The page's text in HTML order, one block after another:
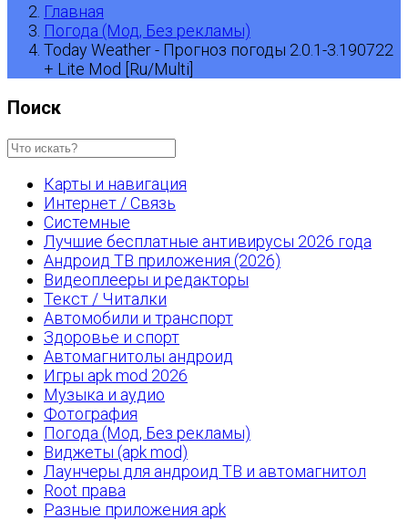
Главная
Погода (Мод, Без рекламы)
Today Weather - Прогноз погоды 2.0.1-3.190722
+ Lite Mod [Ru/Multi]
Поиск
Карты и навигация
Интернет / Связь
Системные
Лучшие бесплатные антивирусы 2026 года
Андроид ТВ приложения (2026)
Видеоплееры и редакторы
Текст / Читалки
Автомобили и транспорт
Здоровье и спорт
Автомагнитолы андроид
Игры apk mod 2026
Музыка и аудио
Фотография
Погода (Мод, Без рекламы)
Виджеты (apk mod)
Лаунчеры для андроид ТВ и автомагнитол
Root права
Разные приложения apk